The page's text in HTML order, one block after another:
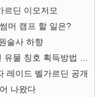
르딘 이모저모
머 캠프 할 일은?
술사 하향
레이드 벨가르딘 공개
나왔다